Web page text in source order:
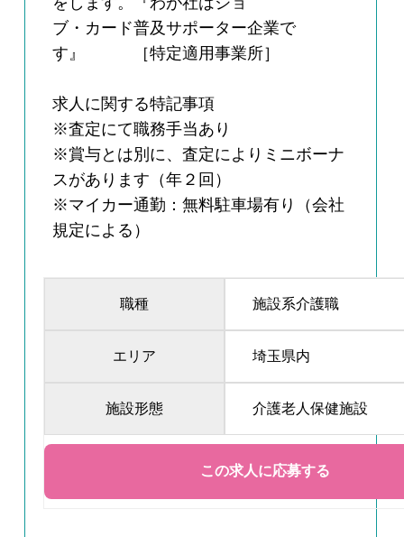
ブ・カード普及サポーター企業で
す』 ［特定適用事業所］
求人に関する特記事項
※査定にて職務手当あり
※賞与とは別に、査定によりミニボーナ
スがあります（年２回）
※マイカー通勤：無料駐車場有り（会社
規定による）
職種 施設系介護職
エリア 埼玉県内
施設形態 介護老人保健施設